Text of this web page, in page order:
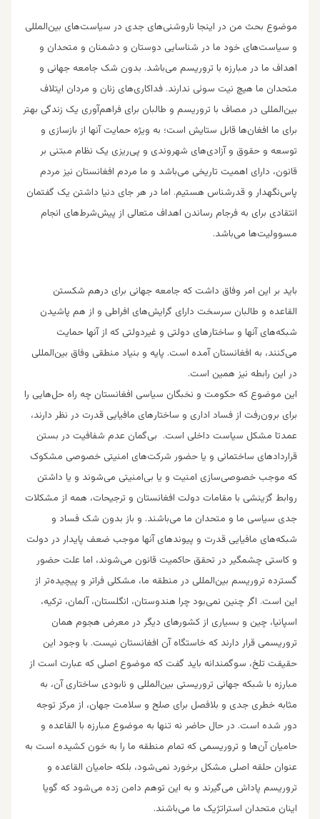
موضوع بحث من در اینجا ناروشنی‌های جدی در سیاست‌های بین‌المللی
و سیاست‌های خود ما در شناسایی دوستان و دشمنان و متحدان و
اهداف ما در مبارزه با تروریسم می‌باشد. بدون شک جامعه جهانی و
متحدان ما هیچ نیت سوئی ندارند. فداکاری‌های زنان و مردان ایتلاف
بین‌المللی در مصاف با تروریسم و طالبان برای فراهم‌آوری یک زندگی بهتر
برای ما افغان‌ها قابل ستایش است؛ به ویژه حمایت آنها از بازسازی و
توسعه و حقوق و آزادی‌های شهروندی و پی‌ریزی یک نظام مبتنی بر
قانون، دارای اهمیت تاریخی می‌باشد و ما مردم افغانستان نیز مردم
پاس‌نگهدار و قدرشناس هستیم. اما در هر جای دنیا داشتن یک گفتمان
انتقادی برای به فرجام رساندن اهداف متعالی از پیش‌شرط‌های انجام
مسوولیت‌ها می‌باشد.
باید بر این امر وفاق داشت که جامعه جهانی برای درهم شکستن
القاعده و طالبان سرسخت دارای گرایش‌های افراطی و از هم پاشیدن
شبکه‌های آنها و ساختار‌های دولتی و غیردولتی که از آنها حمایت
می‌کنند، به افغانستان آمده است. پایه و بنیاد منطقی وفاق بین‌المللی
در این رابطه نیز همین است.
این موضوع که حکومت و نخبگان سیاسی افغانستان چه راه حل‌هایی را
برای برون‌رفت از فساد اداری و ساختار‌های مافیایی قدرت در نظر دارند،
عمدتا مشکل سیاست داخلی است. بی‌گمان عدم شفافیت در بستن
قرارداد‌های ساختمانی و یا حضور شرکت‌های امنیتی خصوصی مشکوک
که موجب خصوصی‌سازی امنیت و یا بی‌امنیتی می‌شوند و یا داشتن
روابط گزینشی با مقامات دولت افغانستان و ترجیحات، همه از مشکلات
جدی سیاسی ما و متحدان ما می‌باشند. و باز بدون شک فساد و
شبکه‌های مافیایی قدرت و پیوند‌های آنها موجب ضعف پایدار در دولت
و کاستی چشمگیر در تحقق حاکمیت قانون می‌شوند، اما علت حضور
گسترده تروریسم بین‌المللی در منطقه ما، مشکلی فراتر و پیچیده‌تر از
این است. اگر چنین نمی‌بود چرا هندوستان، انگلستان، آلمان، ترکیه،
اسپانیا، چین و بسیاری از کشورهای دیگر در معرض هجوم همان
تروریسمی قرار دارند که خاستگاه آن افغانستان نیست. با وجود این
حقیقت تلخ، سوگمندانه باید گفت که موضوع اصلی که عبارت است از
مبارزه با شبکه جهانی تروریستی بین‌المللی و نابودی ساختاری آن، به
مثابه خطری جدی و بلافصل برای صلح و سلامت جهان، از مرکز توجه
دور شده است. در حال حاضر نه تنها به موضوع مبارزه با القاعده و
حامیان آن‌ها و تروریسمی که تمام منطقه ما را به خون کشیده است به
عنوان حلقه اصلی مشکل برخورد نمی‌شود، بلکه حامیان القاعده و
تروریسم پاداش می‌گیرند و به این توهم دامن زده می‌شود که گویا
اینان متحدان استراتژیک ما می‌باشند.